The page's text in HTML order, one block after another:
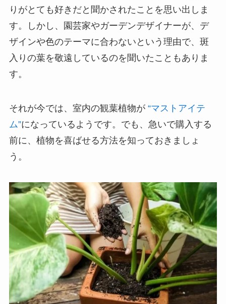
りがとても好きだと聞かされたことを思い出しま
す。しかし、園芸家やガーデンデザイナーが、デ
ザインや色のテーマに合わないという理由で、斑
入りの葉を敬遠しているのを聞いたこともありま
す。
それが今では、室内の観葉植物が “マストアイテ
ム”になっているようです。でも、急いで購入する
前に、植物を喜ばせる方法を知っておきましょ
う。